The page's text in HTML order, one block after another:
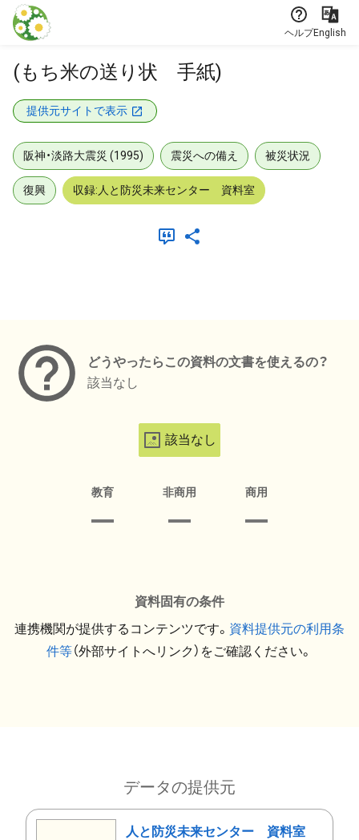
本文に飛ぶ
ヘルプEnglish
(もち米の送り状 手紙)
提供元サイトで表示
阪神・淡路大震災 (1995) 震災への備え 被災状況
復興 収録:人と防災未来センター 資料室
どうやったらこの資料の文書を使えるの？
該当なし
該当なし
教育 非商用 商用
資料固有の条件
連携機関が提供するコンテンツです。 資料提供元の利用条
件等（外部サイトへリンク）をご確認ください。
データの提供元
人と防災未来センター 資料室